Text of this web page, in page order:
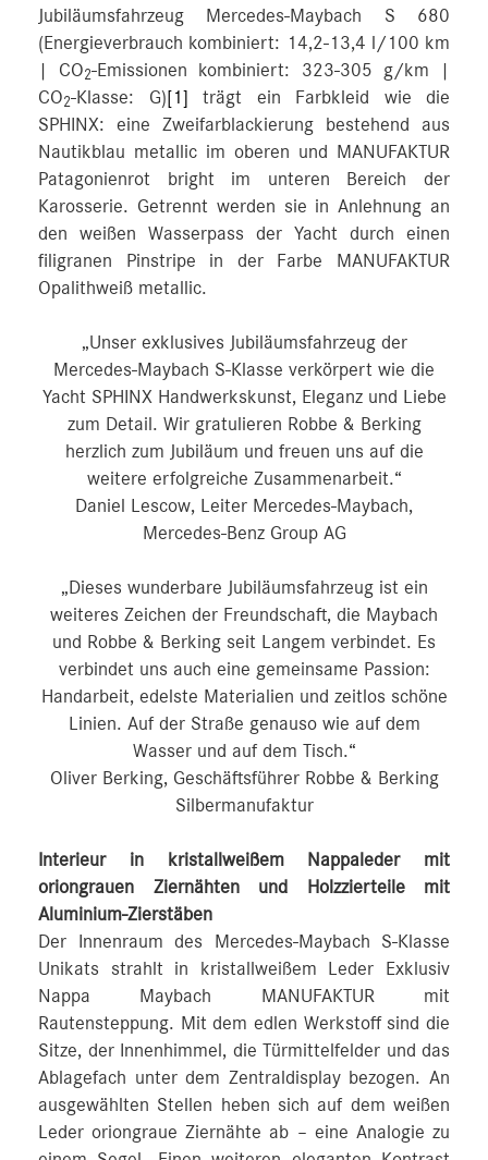
Jubiläumsfahrzeug Mercedes-Maybach S 680
(Energieverbrauch kombiniert: 14,2-13,4 l/100 km
| CO2-Emissionen kombiniert: 323-305 g/km |
CO2-Klasse: G)[1] trägt ein Farbkleid wie die
SPHINX: eine Zweifarblackierung bestehend aus
Nautikblau metallic im oberen und MANUFAKTUR
Patagonienrot bright im unteren Bereich der
Karosserie. Getrennt werden sie in Anlehnung an
den weißen Wasserpass der Yacht durch einen
filigranen Pinstripe in der Farbe MANUFAKTUR
Opalithweiß metallic.
„Unser exklusives Jubiläumsfahrzeug der
Mercedes-Maybach S-Klasse verkörpert wie die
Yacht SPHINX Handwerkskunst, Eleganz und Liebe
zum Detail. Wir gratulieren Robbe & Berking
herzlich zum Jubiläum und freuen uns auf die
weitere erfolgreiche Zusammenarbeit.“
Daniel Lescow, Leiter Mercedes-Maybach,
Mercedes-Benz Group AG
„Dieses wunderbare Jubiläumsfahrzeug ist ein
weiteres Zeichen der Freundschaft, die Maybach
und Robbe & Berking seit Langem verbindet. Es
verbindet uns auch eine gemeinsame Passion:
Handarbeit, edelste Materialien und zeitlos schöne
Linien. Auf der Straße genauso wie auf dem
Wasser und auf dem Tisch.“
Oliver Berking, Geschäftsführer Robbe & Berking
Silbermanufaktur
Interieur in kristallweißem Nappaleder mit
oriongrauen Ziernähten und Holzzierteile mit
Aluminium-Zierstäben
Der Innenraum des Mercedes-Maybach S-Klasse
Unikats strahlt in kristallweißem Leder Exklusiv
Nappa Maybach MANUFAKTUR mit
Rautensteppung. Mit dem edlen Werkstoff sind die
Sitze, der Innenhimmel, die Türmittelfelder und das
Ablagefach unter dem Zentraldisplay bezogen. An
ausgewählten Stellen heben sich auf dem weißen
Leder oriongraue Ziernähte ab – eine Analogie zu